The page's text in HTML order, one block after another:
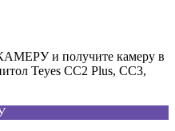
и получите камеру в
Teyes CC2 Plus, CC3,